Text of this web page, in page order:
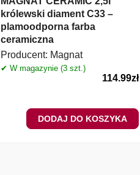
królewski diament C33 –
plamoodporna farba
ceramiczna
Producent: Magnat
✔ W magazynie (3 szt.)
114.99zł
DODAJ DO KOSZYKA